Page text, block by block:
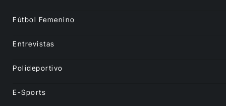
Fútbol Femenino
Entrevistas
Polideportivo
E-Sports